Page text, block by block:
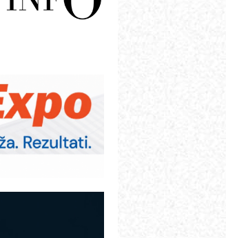
korist
mestu!
za efikasnije
V PLUS: Nova
sa tečnim